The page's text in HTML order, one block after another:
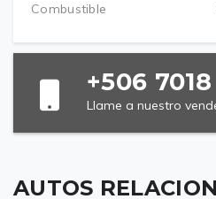
Combustible
+506
Llame a nuestro
AUTOS